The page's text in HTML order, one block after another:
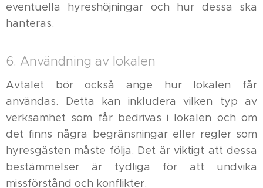
eventuella hyreshöjningar och hur dessa ska
hanteras.
6. Användning av lokalen
Avtalet bör också ange hur lokalen får
användas. Detta kan inkludera vilken typ av
verksamhet som får bedrivas i lokalen och om
det finns några begränsningar eller regler som
hyresgästen måste följa. Det är viktigt att dessa
bestämmelser är tydliga för att undvika
missförstånd och konflikter.